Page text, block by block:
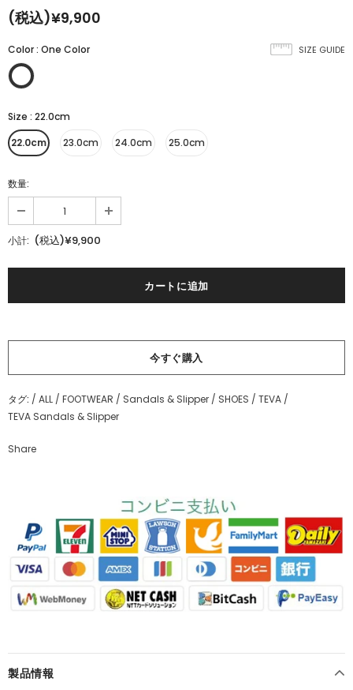
(税込)¥9,900
SIZE GUIDE
Color: One Color
Size : 22.0cm
22.0cm
23.0cm 24.0cm 25.0cm
数量:
小計: (税込)¥9,900
今すぐ購入
タグ: / ALL / FOOTWEAR / Sandals & Slipper / SHOES / TEVA /
TEVA Sandals & Slipper
Share
製品情報